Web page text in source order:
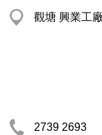
觀塘 興業工
2739 2693